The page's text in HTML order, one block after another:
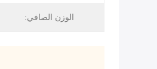
الوزن الصافي: